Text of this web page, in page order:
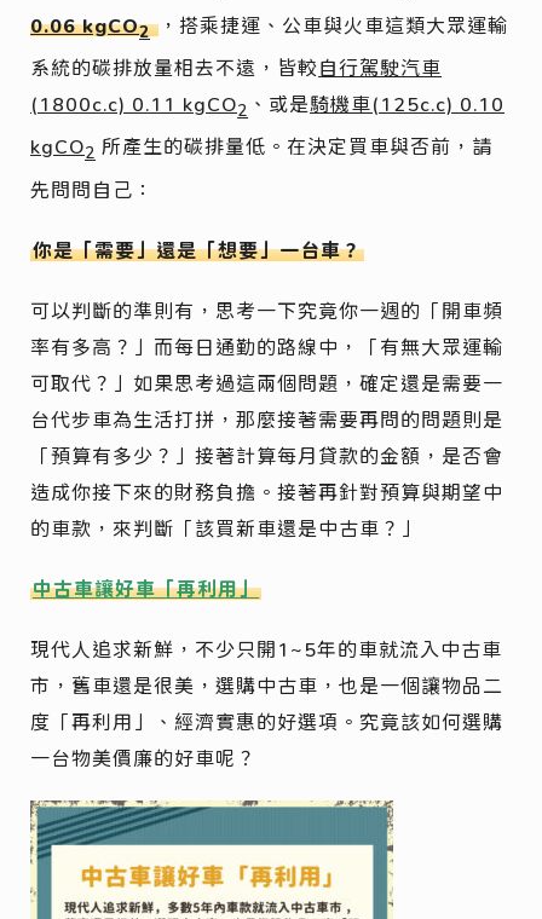
0.06 kgCO2
，搭乘捷運、公車與火車這類大眾運輸
系統的碳排放量相去不遠，皆較自行駕駛汽車
(1800c.c) 0.11 kgCO2 、或是騎機車(125c.c) 0.10
kgCO2 所產生的碳排量低。在決定買車與否前，請
先問問自己：
你是「需要」還是「想要」一台車？
可以判斷的準則有，思考一下究竟你一週的「開車頻
率有多高？」而每日通勤的路線中，「有無大眾運輸
可取代？」如果思考過這兩個問題，確定還是需要一
台代步車為生活打拼，那麼接著需要再問的問題則是
「預算有多少？」接著計算每月貸款的金額，是否會
造成你接下來的財務負擔。接著再針對預算與期望中
的車款，來判斷「該買新車還是中古車？」
中古車讓好車「再利用」
現代人追求新鮮，不少只開1~5年的車就流入中古車
市，舊車還是很美，選購中古車，也是一個讓物品二
度「再利用」、經濟實惠的好選項。究竟該如何選購
一台物美價廉的好車呢？